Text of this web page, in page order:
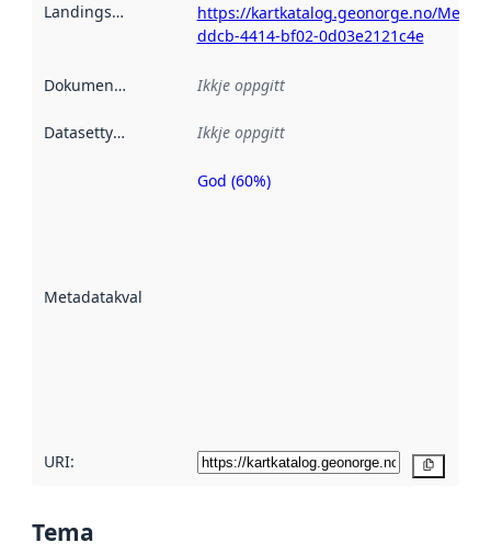
Landingsside
https://kartkatalog.geonorge.no/
ddcb-4414-bf02-0d03e2121c4e
Dokumentasjon Ikkje oppgitt
Datasettype Ikkje oppgitt
Metadatakvalitet
Metadatakvalitet
God (60%)
URI:
Tema